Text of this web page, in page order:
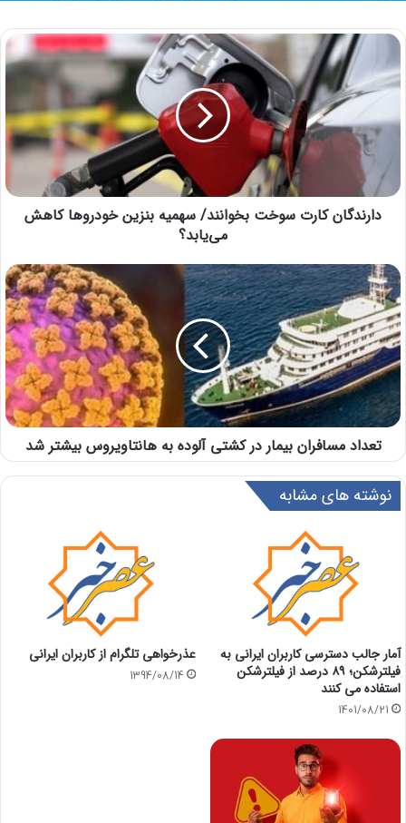
دارندگان کارت سوخت بخوانند/ سهمیه بنزین خودروها کاهش
می‌یابد؟
تعداد مسافران بیمار در کشتی آلوده به هانتاویروس بیشتر شد
نوشته های مشابه
آمار جالب دسترسی کاربران ایرانی به
فیلترشکن؛ ۸۹ درصد از فیلترشکن
استفاده می کنند
1401/08/21
عذرخواهی تلگرام از کاربران ایرانی
1394/08/14